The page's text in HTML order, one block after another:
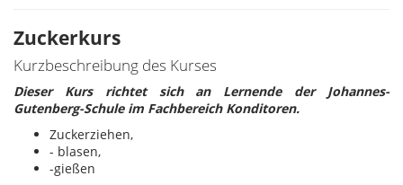
Zuckerkurs
Kurzbeschreibung des Kurses
Dieser Kurs richtet sich an Lernende der Johannes-
Gutenberg-Schule im Fachbereich Konditoren.
Zuckerziehen,
- blasen,
-gießen